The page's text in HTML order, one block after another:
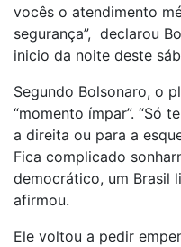
vocês o atendimento
segurança”, declarou
inicio da noite deste
Segundo Bolsonaro, o
“momento ímpar”. “Só
a direita ou para a
Fica complicado
democrático, um Brasil
afirmou.
Ele voltou a pedir